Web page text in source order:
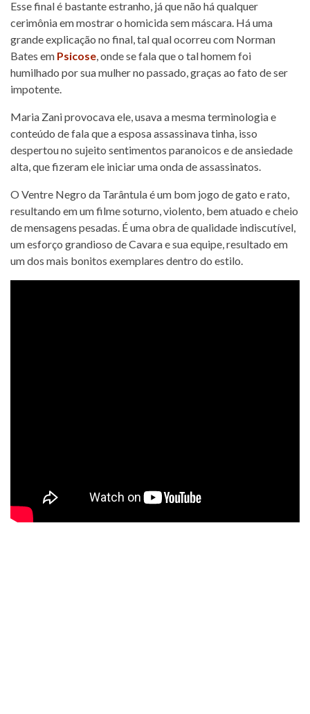
Esse final é bastante estranho, já que não há qualquer
cerimônia em mostrar o homicida sem máscara. Há uma
grande explicação no final, tal qual ocorreu com Norman
Bates em Psicose, onde se fala que o tal homem foi
humilhado por sua mulher no passado, graças ao fato de ser
impotente.
Maria Zani provocava ele, usava a mesma terminologia e
conteúdo de fala que a esposa assassinava tinha, isso
despertou no sujeito sentimentos paranoicos e de ansiedade
alta, que fizeram ele iniciar uma onda de assassinatos.
O Ventre Negro da Tarântula é um bom jogo de gato e rato,
resultando em um filme soturno, violento, bem atuado e cheio
de mensagens pesadas. É uma obra de qualidade indiscutível,
um esforço grandioso de Cavara e sua equipe, resultado em
um dos mais bonitos exemplares dentro do estilo.